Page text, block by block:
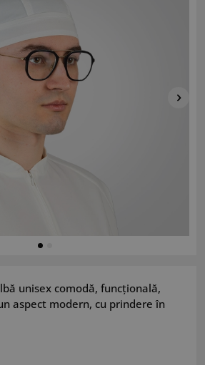
unisex comodă, funcțională,
aspect modern, cu prindere în